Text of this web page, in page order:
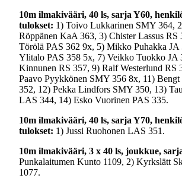
10m ilmakivääri, 40 ls, sarja Y60,
tulokset: 1) Toivo Lukkarinen SMY 364,
Röppänen KaA 363, 3) Chister Lassus RS
Törölä PAS 362 9x, 5) Mikko Puhakka
Ylitalo PAS 358 5x, 7) Veikko Tuokko JA
Kinnunen RS 357, 9) Ralf Westerlund RS
Paavo Pyykkönen SMY 356 8x, 11)
352, 12) Pekka Lindfors SMY 350, 13)
LAS 344, 14) Esko Vuorinen PAS 335.
10m ilmakivääri, 40 ls, sarja Y70,
tulokset: 1) Jussi Ruohonen LAS 351.
10m ilmakivääri, 3 x 40 ls, joukkue,
Punkalaitumen Kunto 1109, 2) Kyrkslätt
1077.